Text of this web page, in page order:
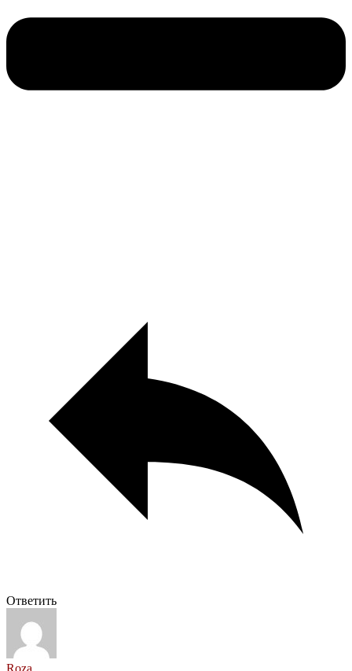
Ответить